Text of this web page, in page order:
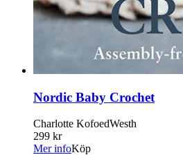
Nordic Baby Crochet
Charlotte KofoedWesth
299 kr
Mer infoKöp